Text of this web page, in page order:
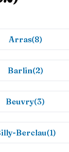
Arras(8)
Barlin(2)
Beuvry(3)
Berclau(1)